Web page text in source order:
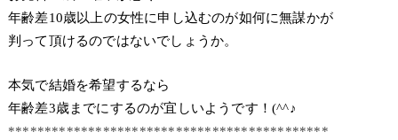
年齢差10歳以上の女性に申し込むのが如何に無謀かが
判って頂けるのではないでしょうか。
本気で結婚を希望するなら
年齢差3歳までにするのが宜しいようです！(^^♪
********************************************